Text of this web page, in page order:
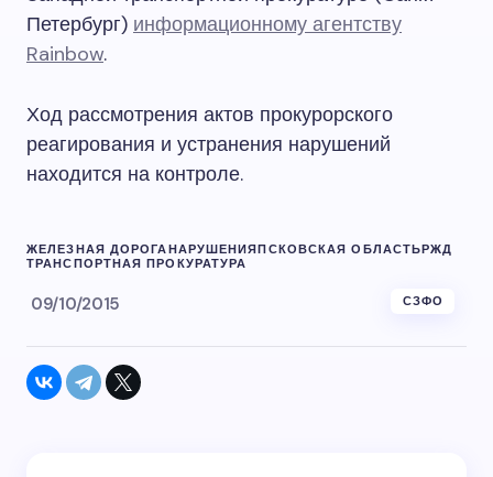
Петербург) информационному агентству
Rainbow.
Ход рассмотрения актов прокурорского
реагирования и устранения нарушений
находится на контроле.
ЖЕЛЕЗНАЯ ДОРОГАНАРУШЕНИЯПСКОВСКАЯ ОБЛАСТЬРЖД
ТРАНСПОРТНАЯ ПРОКУРАТУРА
09/10/2015 СЗФО